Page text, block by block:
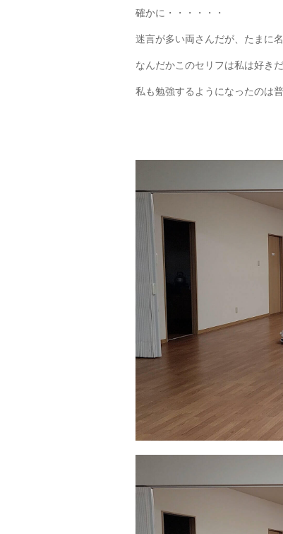
確かに・・・・・・
迷言が多い両さんだが、たまに名
なんだかこのセリフは私は好きだ
私も勉強するようになったのは